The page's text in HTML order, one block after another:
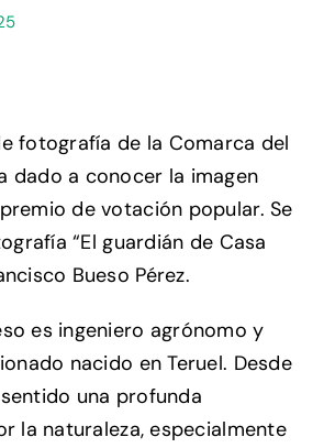
fotografía de la Comarca del
dado a conocer la imagen
de votación popular. Se
“El guardián de Casa
Bueso Pérez.
es ingeniero agrónomo y
nacido en Teruel. Desde
una profunda
la naturaleza, especialmente